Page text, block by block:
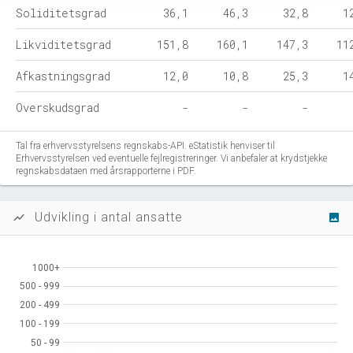
Soliditetsgrad 36,1 46,3 32,8
Likviditetsgrad 151,8 160,1 147,3
Afkastningsgrad 12,0 10,8 25,3
Overskudsgrad - - -
Tal fra erhvervsstyrelsens regnskabs-API. eStatistik henviser til
Erhvervsstyrelsen ved eventuelle fejlregistreringer. Vi anbefaler at krydstjekke
regnskabsdataen med årsrapporterne i PDF.
show_chart Udvikling i antal ansatte image
50 - 99
50 - 99
100 - 199
100 - 199
200 - 499
200 - 499
500 - 999
500 - 999
1000+
1000+